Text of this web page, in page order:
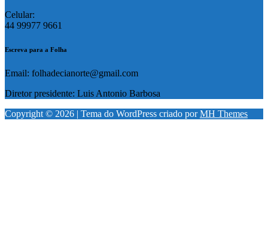
Celular:
44 99977 9661
Escreva para a Folha
Email: folhadecianorte@gmail.com
Diretor presidente: Luis Antonio Barbosa
Copyright © 2026 | Tema do WordPress criado porMH Themes